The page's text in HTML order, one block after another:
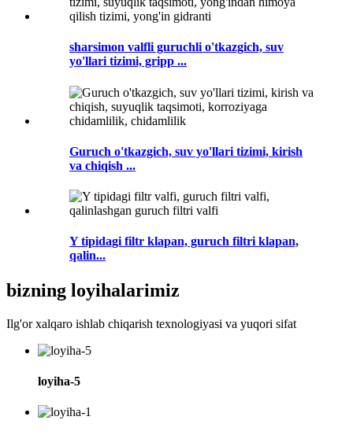
sharsimon valfli guruchli o'tkazgich, suv
yo'llari tizimi, gripp ...
Guruch o'tkazgich, suv yo'llari tizimi, kirish
va chiqish ...
Y tipidagi filtr klapan, guruch filtri klapan,
qalin...
bizning loyihalarimiz
Ilg'or xalqaro ishlab chiqarish texnologiyasi va yuqori sifat
loyiha-5